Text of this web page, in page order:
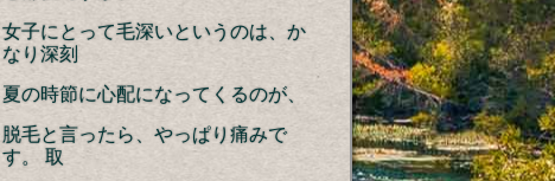
女子にとって毛深いというのは、か
なり深刻
夏の時節に心配になってくるのが、
脱毛と言ったら、やっぱり痛みで
す。 取